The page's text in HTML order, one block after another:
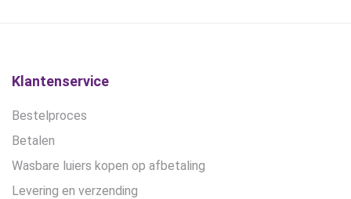
Klantenservice
Bestelproces
Betalen
Wasbare luiers kopen op afbetaling
Levering en verzending